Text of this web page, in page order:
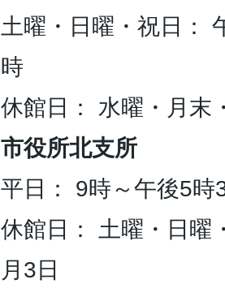
土曜・日曜・祝日：
時
休館日： 水曜・月末
市役所北支所
平日： 9時～午後5時
休館日： 土曜・日曜
月3日